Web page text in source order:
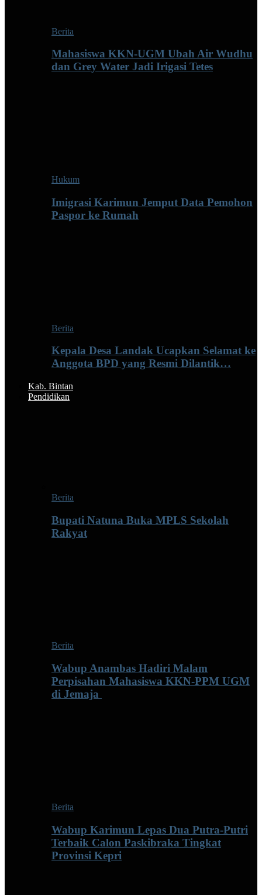
Berita
Mahasiswa KKN-UGM Ubah Air Wudhu
dan Grey Water Jadi Irigasi Tetes
Hukum
Imigrasi Karimun Jemput Data Pemohon
Paspor ke Rumah
Berita
Kepala Desa Landak Ucapkan Selamat ke
Anggota BPD yang Resmi Dilantik…
Kab. Bintan
Pendidikan
Berita
Bupati Natuna Buka MPLS Sekolah
Rakyat
Berita
Wabup Anambas Hadiri Malam
Perpisahan Mahasiswa KKN-PPM UGM
di Jemaja ‎
Berita
Wabup Karimun Lepas Dua Putra-Putri
Terbaik Calon Paskibraka Tingkat
Provinsi Kepri